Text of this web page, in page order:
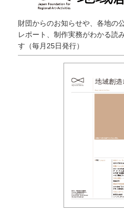
財団からのお知らせや、各地の
レポート、制作実務がわかる読
す（毎月25日発行）